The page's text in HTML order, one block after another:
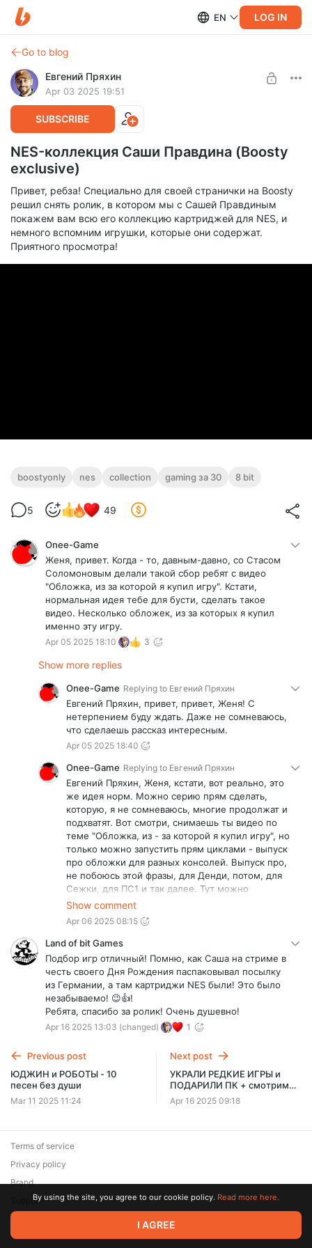
EN LOG IN
Go to blog
Евгений Пряхин
Apr 03 2025 19:51
SUBSCRIBE
NES-коллекция Саши Правдина (Boosty
exclusive)
Привет, ребза! Специально для своей странички на Boosty
решил снять ролик, в котором мы с Сашей Правдиным
покажем вам всю его коллекцию картриджей для NES, и
немного вспомним игрушки, которые они содержат.
Приятного просмотра!
boostyonly nes collection gaming за 30 8 bit
5 49
Onee-Game
Женя, привет. Когда - то, давным-давно, со Стасом
Соломоновым делали такой сбор ребят с видео
"Обложка, из за которой я купил игру". Кстати,
нормальная идея тебе для бусти, сделать такое
видео. Несколько обложек, из за которых я купил
именно эту игру.
Apr 05 2025 18:10 3
Show more replies
Onee-Game Replying to Евгений Пряхин
Евгений Пряхин, привет, привет, Женя! С
нетерпением буду ждать. Даже не сомневаюсь,
что сделаешь рассказ интересным.
Apr 05 2025 18:40
Onee-Game Replying to Евгений Пряхин
Евгений Пряхин, Женя, кстати, вот реально, это
же идея норм. Можно серию прям сделать,
которую, я не сомневаюсь, многие продолжат и
подхватят. Вот смотри, снимаешь ты видео по
теме "Обложка, из - за которой я купил игру", но
только можно запустить прям циклами - выпуск
про обложки для разных консолей. Выпуск про,
не побоюсь этой фразы, для Денди, потом, для
Сежки, для ПС1 и так далее. Тут можно
затронуть и те давние времена, потом уже
пример времен осознанных, когда стали
доступны покупки с ибэй. Ну это так - для
примера. Думаю, нормальный бы вышел
формат.
Show comment
Apr 06 2025 08:15
Land of bit Games
Подбор игр отличный! Помню, как Саша на стриме в
честь своего Дня Рождения паспаковывал посылку
из Германии, а там картриджи NES были! Это было
незабываемо! 😉👍!
Ребята, спасибо за ролик! Очень душевно!
Apr 16 2025 13:03 (changed) 1
Previous post
ЮДЖИН и РОБОТЫ - 10
песен без души
Mar 11 2025 11:24
Next post
УКРАЛИ РЕДКИЕ ИГРЫ и
ПОДАРИЛИ ПК + смотрим
кучу игр от SEGA до PS5
[Вместо распаковки]
Apr 16 2025 09:18
© 2026 Zaya Solutions Limited. All rights reserved. All trademarks
are the property of their respective owners.
Terms of service
Privacy policy
Brand
SupportBy using the site, you agree to our cookie policy. Read more here.
I AGREE